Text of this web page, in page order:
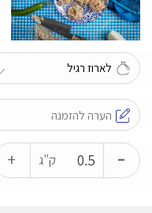
-
כמות
של
ק"ג +